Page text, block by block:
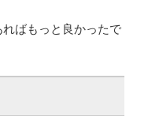
ばもっと良かったで